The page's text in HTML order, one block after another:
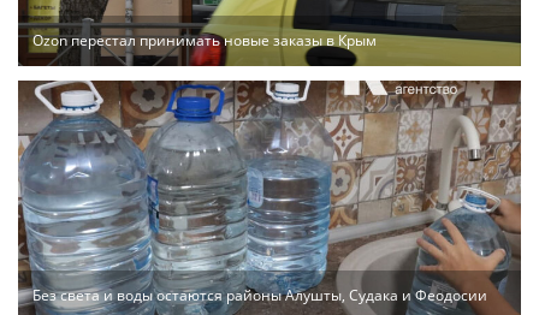
Ozon перестал принимать новые заказы в Крым
Без света и воды остаются районы Алушты, Судака и Феодосии